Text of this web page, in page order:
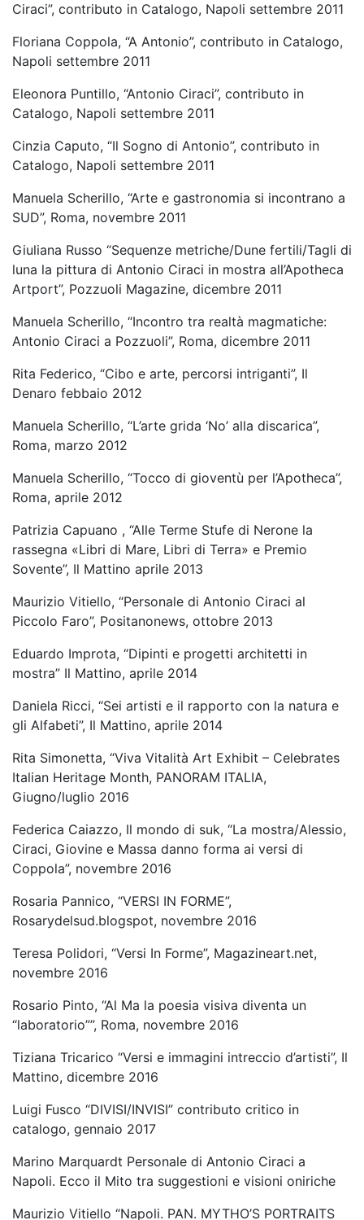
Ciraci”, contributo in Catalogo, Napoli settembre 2011
Floriana Coppola, “A Antonio”, contributo in Catalogo,
Napoli settembre 2011
Eleonora Puntillo, “Antonio Ciraci”, contributo in
Catalogo, Napoli settembre 2011
Cinzia Caputo, “Il Sogno di Antonio”, contributo in
Catalogo, Napoli settembre 2011
Manuela Scherillo, “Arte e gastronomia si incontrano a
SUD”, Roma, novembre 2011
Giuliana Russo “Sequenze metriche/Dune fertili/Tagli di
luna la pittura di Antonio Ciraci in mostra all’Apotheca
Artport”, Pozzuoli Magazine, dicembre 2011
Manuela Scherillo, “Incontro tra realtà magmatiche:
Antonio Ciraci a Pozzuoli”, Roma, dicembre 2011
Rita Federico, “Cibo e arte, percorsi intriganti”, Il
Denaro febbaio 2012
Manuela Scherillo, “L’arte grida ‘No’ alla discarica”,
Roma, marzo 2012
Manuela Scherillo, “Tocco di gioventù per l’Apotheca”,
Roma, aprile 2012
Patrizia Capuano , “Alle Terme Stufe di Nerone la
rassegna «Libri di Mare, Libri di Terra» e Premio
Sovente”, Il Mattino aprile 2013
Maurizio Vitiello, “Personale di Antonio Ciraci al
Piccolo Faro”, Positanonews, ottobre 2013
Eduardo Improta, “Dipinti e progetti architetti in
mostra” Il Mattino, aprile 2014
Daniela Ricci, “Sei artisti e il rapporto con la natura e
gli Alfabeti”, Il Mattino, aprile 2014
Rita Simonetta, “Viva Vitalità Art Exhibit – Celebrates
Italian Heritage Month, PANORAM ITALIA,
Giugno/luglio 2016
Federica Caiazzo, Il mondo di suk, “La mostra/Alessio,
Ciraci, Giovine e Massa danno forma ai versi di
Coppola”, novembre 2016
Rosaria Pannico, “VERSI IN FORME”,
Rosarydelsud.blogspot, novembre 2016
Teresa Polidori, “Versi In Forme”, Magazineart.net,
novembre 2016
Rosario Pinto, “Al Ma la poesia visiva diventa un
“laboratorio””, Roma, novembre 2016
Tiziana Tricarico “Versi e immagini intreccio d’artisti”, Il
Mattino, dicembre 2016
Luigi Fusco “DIVISI/INVISI” contributo critico in
catalogo, gennaio 2017
Marino Marquardt Personale di Antonio Ciraci a
Napoli. Ecco il Mito tra suggestioni e visioni oniriche
Maurizio Vitiello “Napoli. PAN. MYTHO’S PORTRAITS